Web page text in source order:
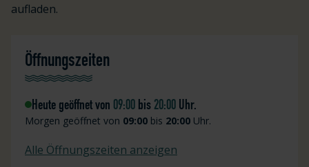
aufladen.
Öffnungszeiten
Heute geöffnet von 09:00 bis 20:00 Uhr.
Morgen geöffnet von 09:00 bis 20:00 Uhr.
Alle Öffnungszeiten anzeigen